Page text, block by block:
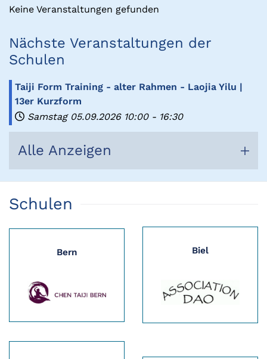
Keine Veranstaltungen gefunden
Nächste Veranstaltungen der
Schulen
Taiji Form Training - alter Rahmen - Laojia Yilu |
13er Kurzform
Samstag 05.09.2026 10:00 - 16:30
Alle Anzeigen
Schulen
Bern Biel